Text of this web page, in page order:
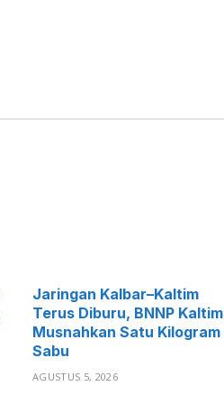
Jaringan Kalbar–Kaltim
Terus Diburu, BNNP Kaltim
Musnahkan Satu Kilogram
Sabu
AGUSTUS 5, 2026